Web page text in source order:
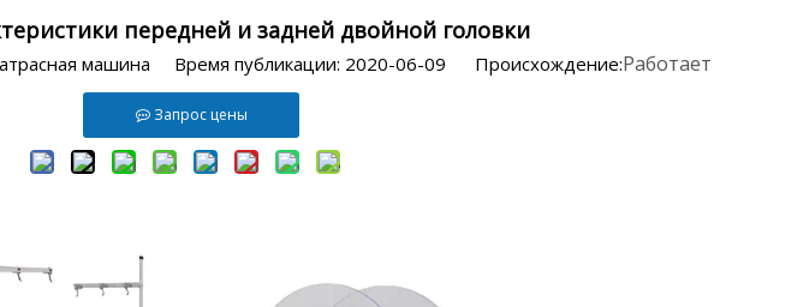
передней и задней двойной головки
машина Время публикации: 2020-06-09 Происхождение:Работает
Запрос цены